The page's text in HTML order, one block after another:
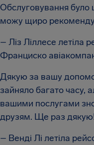
Обслуговування було
можу щиро
– Ліз Ліллесе летіла
Франциско
Дякую за вашу
зайняло багато часу,
вашими послугами
друзям. Ще раз
– Венді Лі летіла